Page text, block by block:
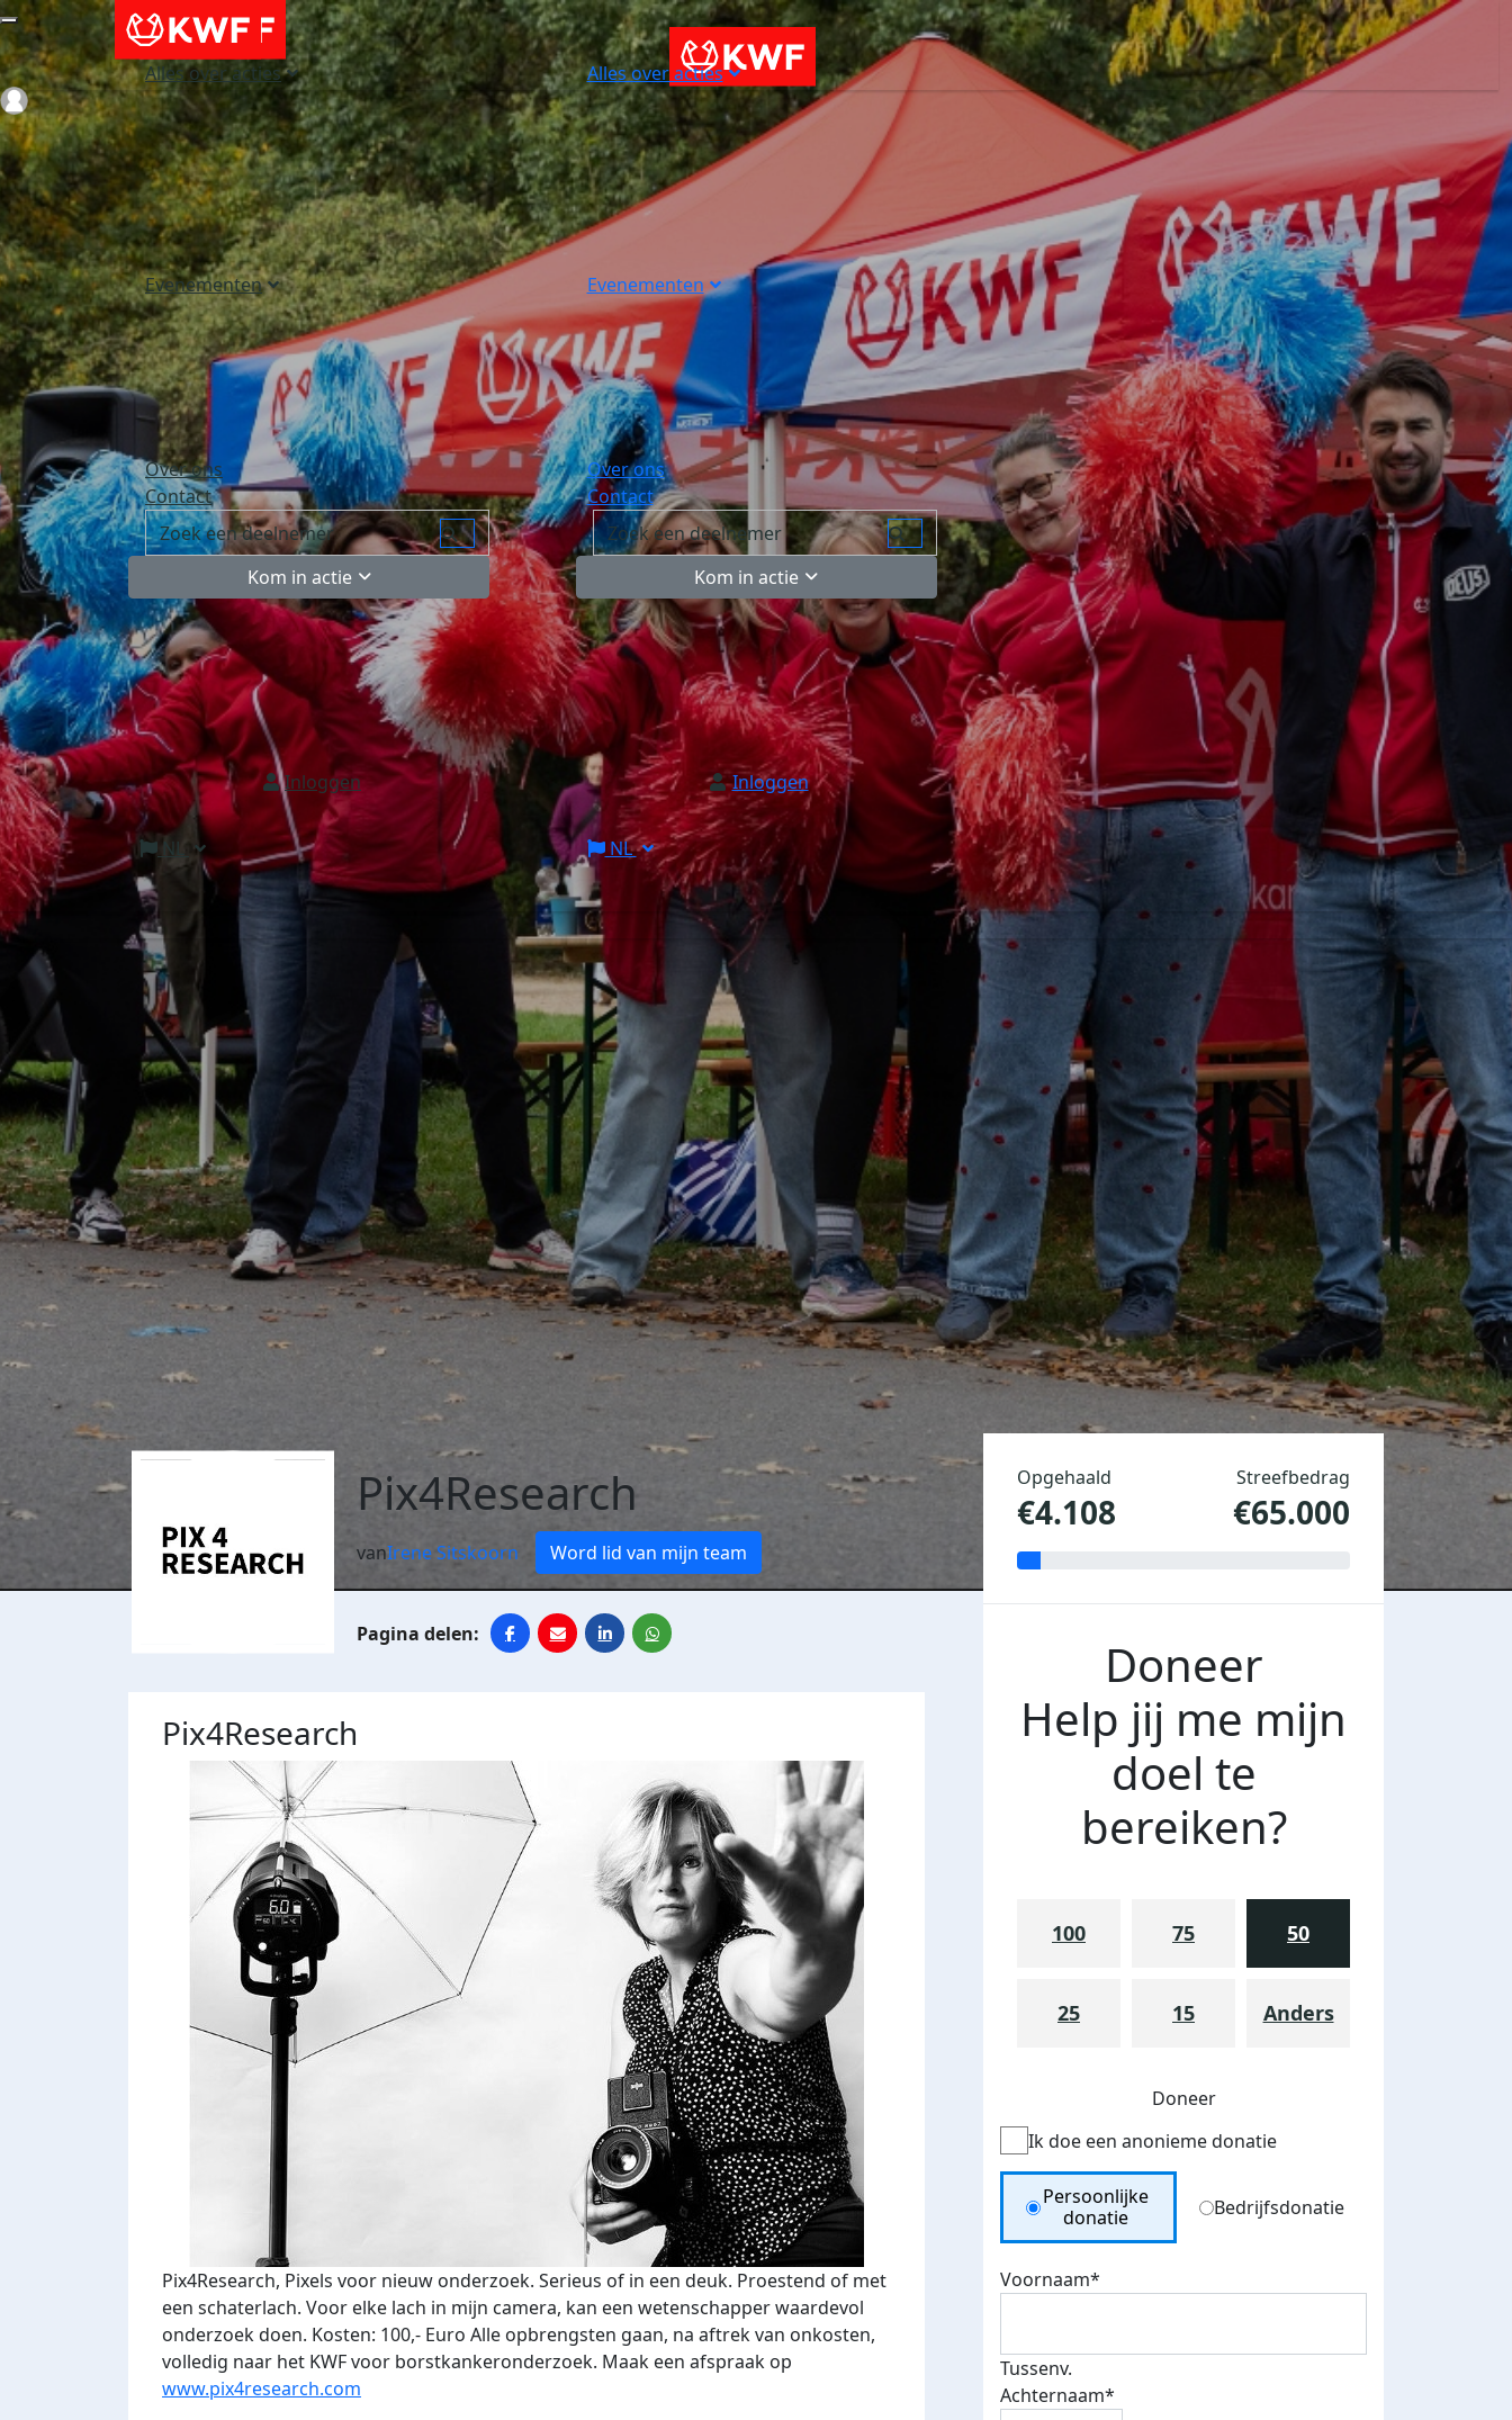
Alles over acties
Evenementen
Over ons
Contact
Kom in actie
Inloggen
NL
Alles over acties
Evenementen
Over ons
Contact
Kom in actie
Inloggen
NL
Login
Pix4Research
vanIrene Sitskoorn Word lid van mijn team
Pix4Research
Pix4Research, Pixels voor nieuw onderzoek. Serieus of in een deuk. Proestend of met
een schaterlach. Voor elke lach in mijn camera, kan een wetenschapper waardevol
onderzoek doen. Kosten: 100,- Euro Alle opbrengsten gaan, na aftrek van onkosten,
volledig naar het KWF voor borstkankeronderzoek. Maak een afspraak op
www.pix4research.com
Opgehaald
€4.108
Streefbedrag
€65.000
Doneer
Help jij me mijn
doel te
bereiken?
100 75 50
25 15 Anders
Doneer
Ik doe een anonieme donatie
Donation Type
Persoonlijke
donatie
Bedrijfsdonatie
Voornaam*
Tussenv.
Achternaam*